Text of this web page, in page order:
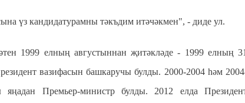
үз кандидатурамны тәкъдим итәчәкмен", - диде ул.
1999 елның августыннан җитәкләде - 1999 елның 31
вазифасын башкаручы булды. 2000-2004 һәм
Премьер-министр булды. 2012 елда